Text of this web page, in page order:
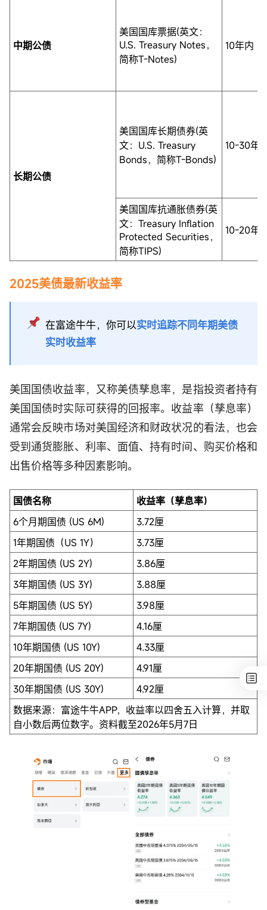
中期公债
美国国库票据(英文：
U.S. Treasury Notes，
简称T-Notes)
10年内
长期公债
美国国库长期债券(英
文：U.S. Treasury
Bonds，简称T-Bonds)
10-30年
美国国库抗通胀债券(英
文：Treasury Inflation
Protected Securities，
简称TIPS)
10-20年
2025美债最新收益率
在富途牛牛，你可以实时追踪不同年期美债
实时收益率
美国国债收益率，又称美债孳息率，是指投资者持有
美国国债时实际可获得的回报率。收益率（孳息率）
通常会反映市场对美国经济和财政状况的看法，也会
受到通货膨胀、利率、面值、持有时间、购买价格和
出售价格等多种因素影响。
国债名称
收益率（孳息率）
6个月期国债 (US 6M)
3.72厘
1年期国债（US 1Y）
3.73厘
2年期国债 (US 2Y)
3.86厘
3年期国债 (US 3Y)
3.88厘
5年期国债 (US 5Y)
3.98厘
7年期国债 (US 7Y)
4.16厘
10年期国债 (US 10Y)
4.33厘
20年期国债 (US 20Y)
4.91厘
30年期国债 (US 30Y)
4.92厘
数据来源：富途牛牛APP，收益率以四舍五入计算，并取
自小数后两位数字。资料截至2026年5月7日